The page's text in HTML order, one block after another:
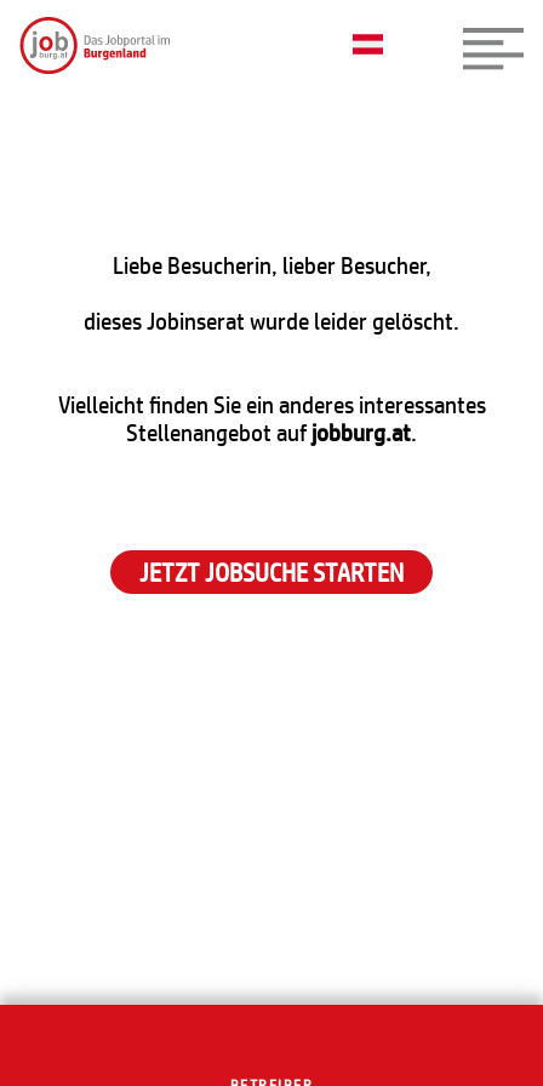
Liebe Besucherin, lieber Besucher,
dieses Jobinserat wurde leider gelöscht.
Vielleicht finden Sie ein anderes interessantes
Stellenangebot aufjobburg.at.
JETZT JOBSUCHE STARTEN